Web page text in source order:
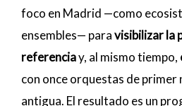
foco en Madrid —como
ensembles— paravisibilizar la
referenciay, al mismo tiempo,
con once orquestas de primer
antigua. El resultado es un